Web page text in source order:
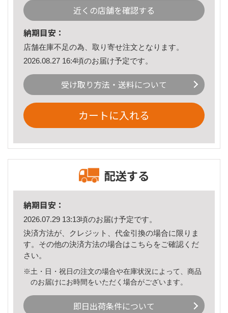
近くの店舗を確認する
納期目安：
店舗在庫不足の為、取り寄せ注文となります。
2026.08.27 16:4頃のお届け予定です。
受け取り方法・送料について
カートに入れる
配送する
納期目安：
2026.07.29 13:13頃のお届け予定です。
決済方法が、クレジット、代金引換の場合に限りま
す。その他の決済方法の場合はこちら をご確認くだ
さい。
※土・日・祝日の注文の場合や在庫状況によって、商品
のお届けにお時間をいただく場合がございます。
即日出荷条件について